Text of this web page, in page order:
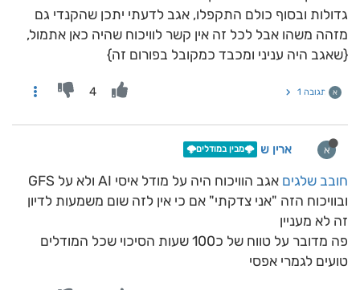
גדולות ובסוף כולם התקפלו, אגב לדעתי יתכן שהקנדי גם
מזהה משהו אבל לכל זה אין קשר לוויכוח שהיה כאן אתמול,
{שאגב היה עניני ומכבד כמקובל בפורום זה}
א תגובה 1 4
א ארין ש 🌩️מבין במודלים🌩️
חובב שלגים אגב הוויכוח היה על מודל איסי AI ולא על GFS
ובוויכוח הזה "אני צדקתי" אם כי אין לזה שום משמעות לדיון
זה לא מעניין
פה מדובר על טווח של כ100 שעות הסיכוי שכל המודלים
טועים לגמרי אפסי